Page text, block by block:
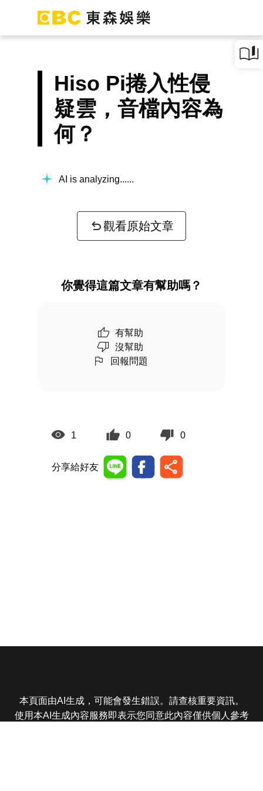
Hiso Pi捲入性侵
疑雲，音檔內容為
何？
AI is analyzing...
觀看原始文章
你覺得這篇文章有幫助嗎？
有幫助
沒幫助
回報問題
1 0 0
分享給好友
本頁面由AI生成，可能會發生錯誤。請查核重要資訊。
使用本AI生成內容服務即表示您同意此內容僅供個人參考